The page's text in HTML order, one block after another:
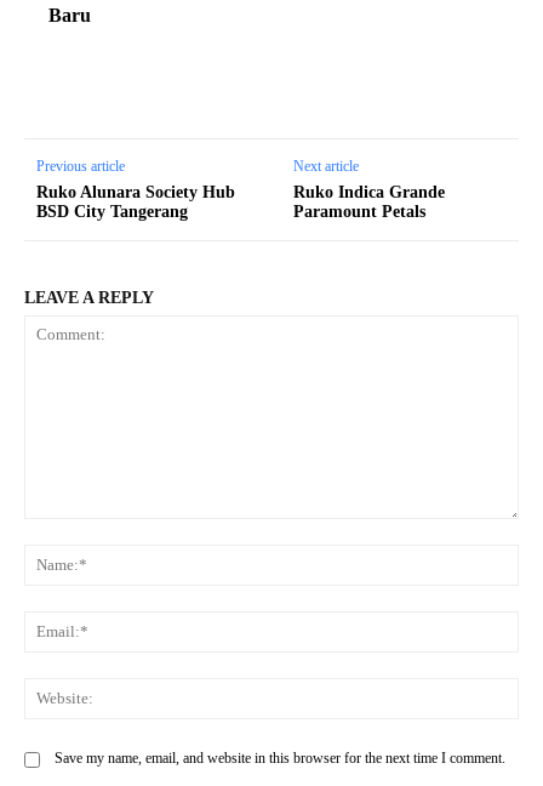
Baru
Previous article
Ruko Alunara Society Hub
BSD City Tangerang
Next article
Ruko Indica Grande
Paramount Petals
LEAVE A REPLY
Save my name, email, and website in this browser for the next time I comment.